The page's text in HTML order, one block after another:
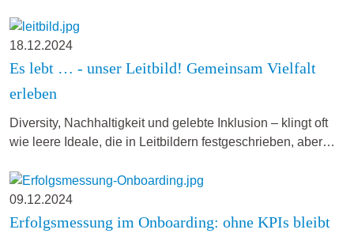
18.12.2024
Es lebt … - unser Leitbild! Gemeinsam Vielfalt
erleben
Diversity, Nachhaltigkeit und gelebte Inklusion – klingt oft
wie leere Ideale, die in Leitbildern festgeschrieben, aber…
09.12.2024
Erfolgsmessung im Onboarding: ohne KPIs bleibt